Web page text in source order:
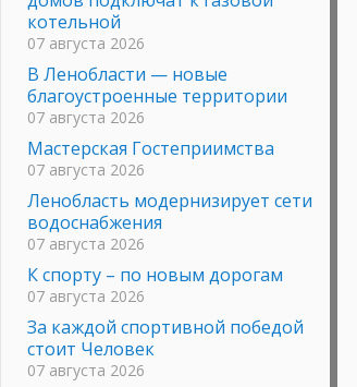
котельной
07 августа 2026
В Ленобласти — новые
благоустроенные территории
07 августа 2026
Мастерская Гостеприимства
07 августа 2026
Ленобласть модернизирует сети
водоснабжения
07 августа 2026
К спорту – по новым дорогам
07 августа 2026
За каждой спортивной победой
стоит Человек
07 августа 2026